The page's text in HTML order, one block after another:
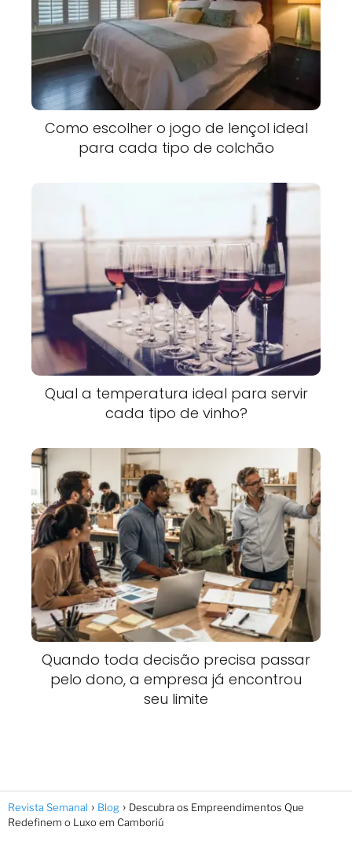
Como escolher o jogo de lençol ideal
para cada tipo de colchão
Qual a temperatura ideal para servir
cada tipo de vinho?
Quando toda decisão precisa passar
pelo dono, a empresa já encontrou
seu limite
Revista Semanal Blog
Descubra os Empreendimentos Que
Redefinem o Luxo em Camboriú